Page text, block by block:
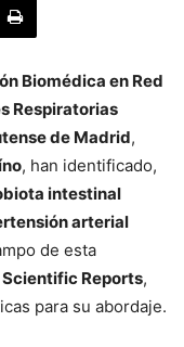
Biomédica en Red
Respiratorias
de Madrid,
, han identificado,
intestinal
arterial
de esta
Scientific Reports,
para su abordaje.